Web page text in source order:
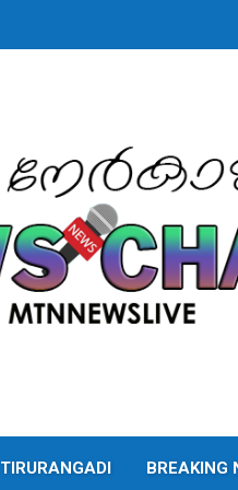
TIRURANGADI BREAKING